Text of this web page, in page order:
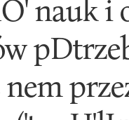
nauk i